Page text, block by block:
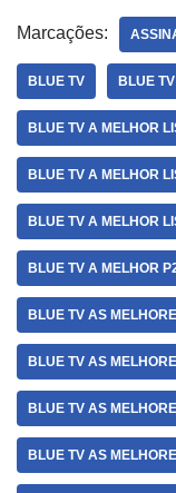
Marcações:
BLUE TV BLUE
BLUE TV A MELHOR
BLUE TV A MELHOR
BLUE TV A MELHOR
BLUE TV A MELHOR
BLUE TV AS
BLUE TV AS
BLUE TV AS
BLUE TV AS